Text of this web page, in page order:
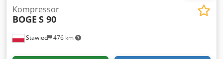
Stawiec 476 km
Kompressor
BOGE S 90